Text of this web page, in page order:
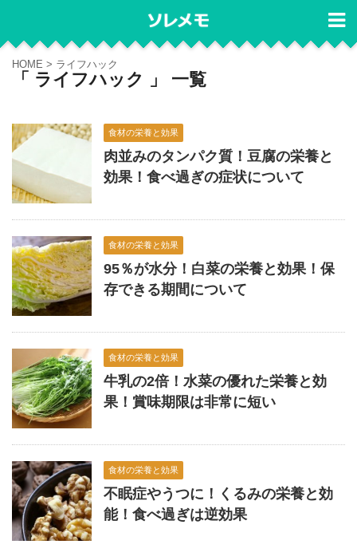
HOME > ライフハック
「 ライフハック 」 一覧
食材の栄養と効果
肉並みのタンパク質！豆腐の栄養と
効果！食べ過ぎの症状について
食材の栄養と効果
95％が水分！白菜の栄養と効果！保
存できる期間について
食材の栄養と効果
牛乳の2倍！水菜の優れた栄養と効
果！賞味期限は非常に短い
食材の栄養と効果
不眠症やうつに！くるみの栄養と効
能！食べ過ぎは逆効果